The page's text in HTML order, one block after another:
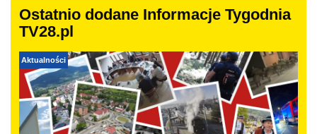
Ostatnio dodane Informacje Tygodnia
TV28.pl
Aktualności